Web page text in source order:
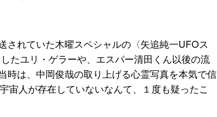
されていた木曜スペシャルの〈矢追純一UFOス
たユリ・ゲラーや、エスパー清田くん以後の流
時は、中岡俊哉の取り上げる心霊写真を本気で信
宙人が存在していないなんて、１度も疑ったこ